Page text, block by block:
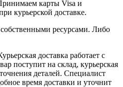
карты Visa и
курьерской доставке.
ресурсами. Либо
доставка работает с
поступит на склад, курьерская
деталей. Специалист
время доставки и уточнит